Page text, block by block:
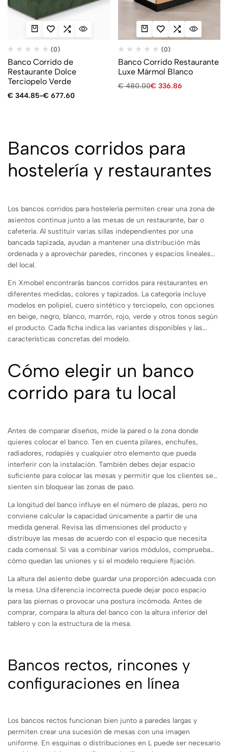
(0)
Banco Corrido de
Restaurante Dolce
Terciopelo Verde
€ 344.85-€ 677.60
(0)
Banco Corrido Restaurante
Luxe Mármol Blanco
€480.00€ 336.86
Bancos corridos para
hostelería y restaurantes
Los bancos corridos para hostelería permiten crear una zona de
asientos continua junto a las mesas de un restaurante, bar o
cafetería. Al sustituir varias sillas independientes por una
bancada tapizada, ayudan a mantener una distribución más
ordenada y a aprovechar paredes, rincones y espacios lineales
del local.
En Xmobel encontrarás bancos corridos para restaurantes en
diferentes medidas, colores y tapizados. La categoría incluye
modelos en polipiel, cuero sintético y terciopelo, con opciones
en beige, negro, blanco, marrón, rojo, verde y otros tonos según
el producto. Cada ficha indica las variantes disponibles y las
características concretas del modelo.
Cómo elegir un banco
corrido para tu local
Antes de comparar diseños, mide la pared o la zona donde
quieres colocar el banco. Ten en cuenta pilares, enchufes,
radiadores, rodapiés y cualquier otro elemento que pueda
interferir con la instalación. También debes dejar espacio
suficiente para colocar las mesas y permitir que los clientes se
sienten sin bloquear las zonas de paso.
La longitud del banco influye en el número de plazas, pero no
conviene calcular la capacidad únicamente a partir de una
medida general. Revisa las dimensiones del producto y
distribuye las mesas de acuerdo con el espacio que necesita
cada comensal. Si vas a combinar varios módulos, comprueba
cómo quedan las uniones y si el modelo requiere fijación.
La altura del asiento debe guardar una proporción adecuada con
la mesa. Una diferencia incorrecta puede dejar poco espacio
para las piernas o provocar una postura incómoda. Antes de
comprar, compara la altura del banco con la altura inferior del
tablero y con la estructura de la mesa.
Bancos rectos, rincones y
configuraciones en línea
Los bancos rectos funcionan bien junto a paredes largas y
permiten crear una sucesión de mesas con una imagen
uniforme. En esquinas o distribuciones en L puede ser necesario